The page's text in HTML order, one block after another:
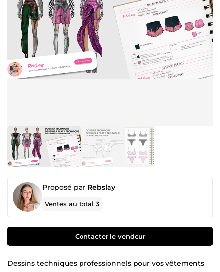
Proposé par Rebslay
Ventes au total3
Contacter le vendeur
Dessins techniques professionnels pour vos vêtements